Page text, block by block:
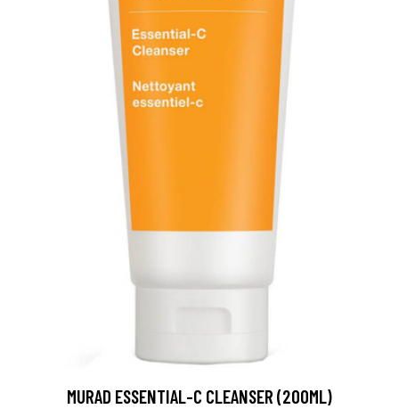
MURAD ESSENTIAL-C CLEANSER (200ML)